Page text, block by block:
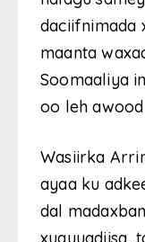
daciifnimada
maanta
Soomaaliya
oo leh
Wasiirka
ayaa ku
dal